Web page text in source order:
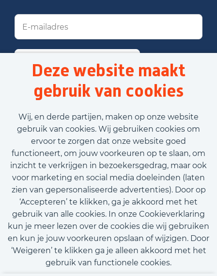
Deze website maakt
gebruik van cookies
Wij, en derde partijen, maken op onze website
gebruik van cookies. Wij gebruiken cookies om
ervoor te zorgen dat onze website goed
functioneert, om jouw voorkeuren op te slaan, om
inzicht te verkrijgen in bezoekersgedrag, maar ook
voor marketing en social media doeleinden (laten
zien van gepersonaliseerde advertenties). Door op
‘Accepteren’ te klikken, ga je akkoord met het
gebruik van alle cookies. In onze Cookieverklaring
kun je meer lezen over de cookies die wij gebruiken
en kun je jouw voorkeuren opslaan of wijzigen. Door
‘Weigeren’ te klikken ga je alleen akkoord met het
gebruik van functionele cookies.
Achternaam
E-mailadres
Telefoonnummer
Upload CV (optioneel)
Upload CV
Stel job alert in